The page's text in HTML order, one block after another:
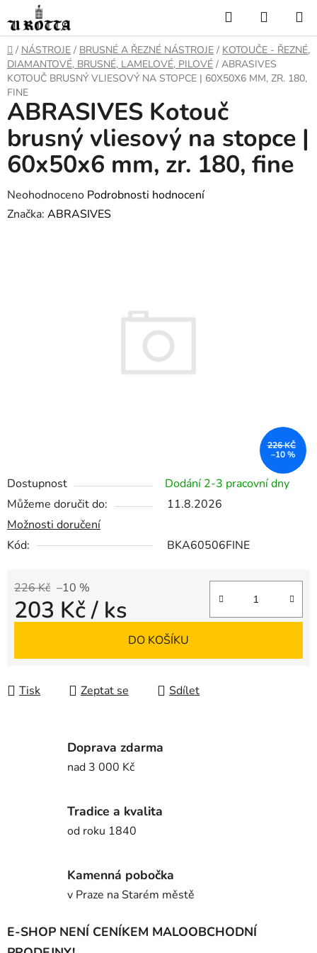
na
obsah
Hledat
KOŠÍK
DOMŮ
/ NÁSTROJE / BRUSNÉ A ŘEZNÉ NÁSTROJE / KOTOUČE - ŘEZNÉ,
DIAMANTOVÉ, BRUSNÉ, LAMELOVÉ, PILOVÉ / ABRASIVES
KOTOUČ BRUSNÝ VLIESOVÝ NA STOPCE | 60X50X6 MM, ZR. 180,
FINE
Dostupnost
Dodání 2-3 pracovní dny
Můžeme doručit do:
11.8.2026
Možnosti doručení
Kód:
BKA60506FINE
226 Kč –10 %
203 Kč/ ks
DO KOŠÍKU
Tisk Zeptat se Sdílet
ABRASIVES Kotouč
brusný vliesový na stopce |
60x50x6 mm, zr. 180, fine
Průměrné
hodnocení
Neohodnoceno Podrobnosti hodnocení
Značka: ABRASIVES
226 KČ
–10 %
Doprava zdarma
nad 3 000 Kč
Tradice a kvalita
od roku 1840
Kamenná pobočka
v Praze na Starém městě
E-SHOP NENÍ CENÍKEM MALOOBCHODNÍ